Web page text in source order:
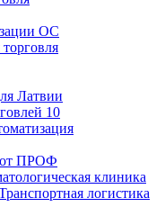
ОС
Латвии
10
ПРОФ
клиника
логистика